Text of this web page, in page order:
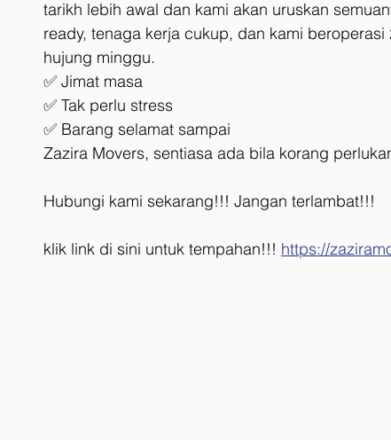
tarikh lebih awal dan kami akan uruskan
ready, tenaga kerja cukup, dan kami
hujung minggu.
✅ Jimat masa
✅ Tak perlu stress
✅ Barang selamat sampai
Zazira Movers, sentiasa ada bila korang
Hubungi kami sekarang!!! Jangan terlambat!!!
klik link di sini untuk tempahan!!! https://